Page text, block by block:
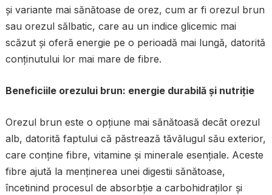
și variante mai sănătoase de orez, cum ar fi orezul brun
sau orezul sălbatic, care au un indice glicemic mai
scăzut și oferă energie pe o perioadă mai lungă, datorită
conținutului lor mai mare de fibre.
Beneficiile orezului brun: energie durabilă și nutriție
Orezul brun este o opțiune mai sănătoasă decât orezul
alb, datorită faptului că păstrează tăvălugul său exterior,
care conține fibre, vitamine și minerale esențiale. Aceste
fibre ajută la menținerea unei digestii sănătoase,
încetinind procesul de absorbție a carbohidraților și